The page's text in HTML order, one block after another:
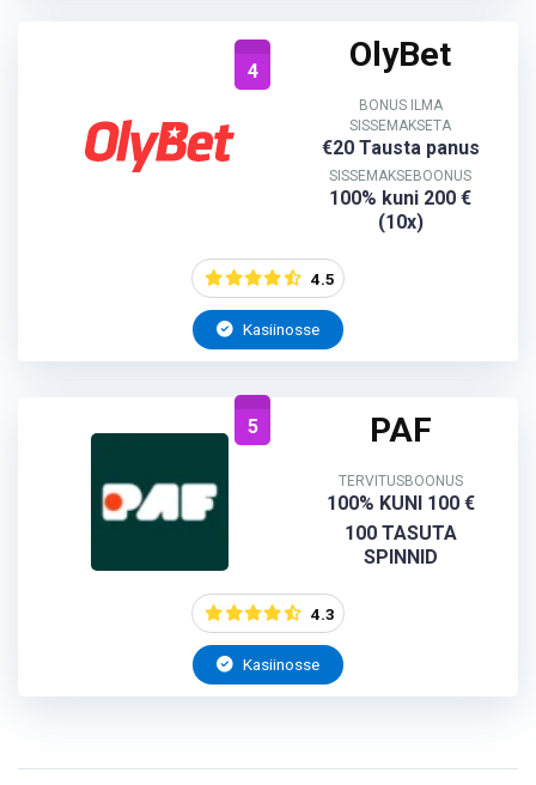
4 OlyBet
BONUS ILMA
SISSEMAKSETA
€20 Tausta panus
SISSEMAKSEBOONUS
100% kuni 200 €
(10x)
4.5
Kasiinosse
5 PAF
TERVITUSBOONUS
100% KUNI 100 €
100 TASUTA
SPINNID
4.3
Kasiinosse